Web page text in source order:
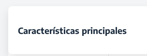
Características principales